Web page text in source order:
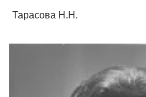
Тарасова Н.Н.